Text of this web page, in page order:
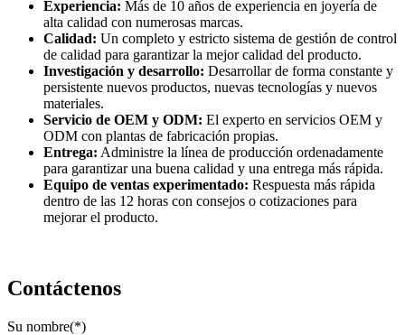
Experiencia: Más de 10 años de experiencia en joyería de
alta calidad con numerosas marcas.
Calidad: Un completo y estricto sistema de gestión de control
de calidad para garantizar la mejor calidad del producto.
Investigación y desarrollo: Desarrollar de forma constante y
persistente nuevos productos, nuevas tecnologías y nuevos
materiales.
Servicio de OEM y ODM: El experto en servicios OEM y
ODM con plantas de fabricación propias.
Entrega: Administre la línea de producción ordenadamente
para garantizar una buena calidad y una entrega más rápida.
Equipo de ventas experimentado: Respuesta más rápida
dentro de las 12 horas con consejos o cotizaciones para
mejorar el producto.
Contáctenos
Su nombre(*)